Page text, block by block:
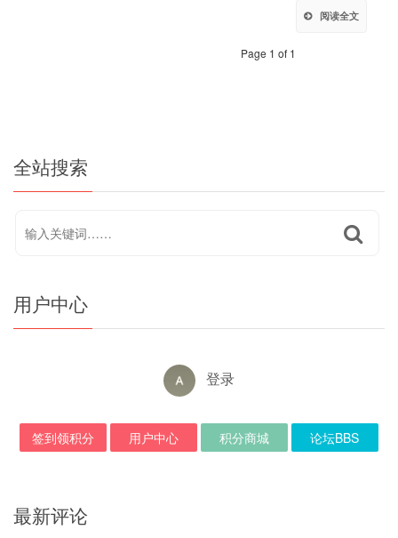
阅读全文
Page 1 of 1
全站搜索
用户中心
登录
签到领积分 用户中心 积分商城 论坛BBS
最新评论